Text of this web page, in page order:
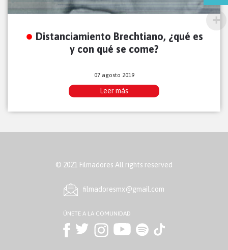
Distanciamiento Brechtiano, ¿qué es
y con qué se come?
07 agosto 2019
Leer más
© 2021 Filmadores All rights reserved
ﬁlmadoresmx@gmail.com
ÚNETE A LA COMUNIDAD